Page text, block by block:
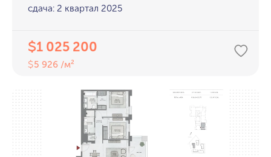
сдача: 2 квартал 2025
$1 025 200
$5 926 /м²